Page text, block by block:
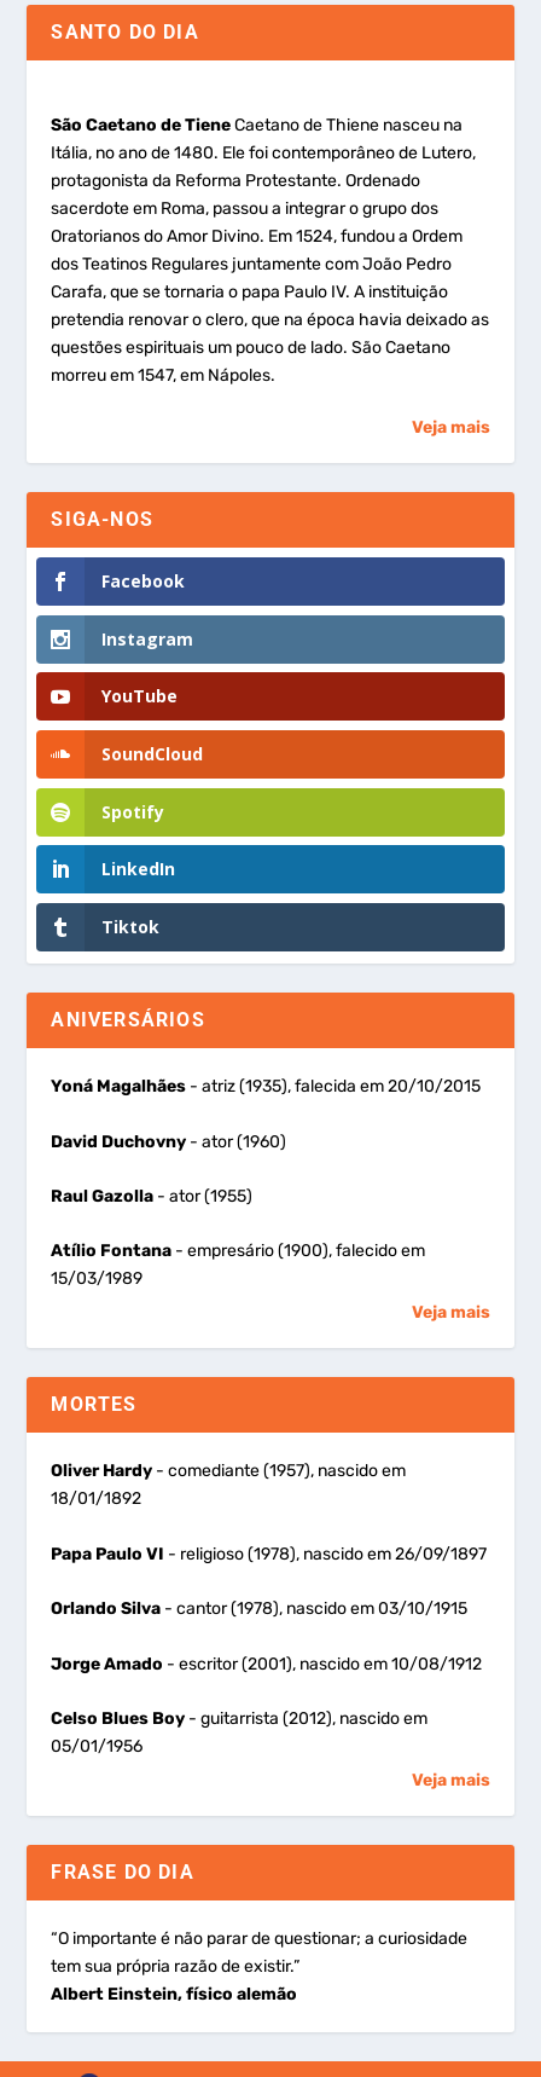
SANTO DO DIA
São Caetano de TieneCaetano de Thiene nasceu na
Itália, no ano de 1480. Ele foi contemporâneo de Lutero,
protagonista da Reforma Protestante. Ordenado
sacerdote em Roma, passou a integrar o grupo dos
Oratorianos do Amor Divino. Em 1524, fundou a Ordem
dos Teatinos Regulares juntamente com João Pedro
Carafa, que se tornaria o papa Paulo IV. A instituição
pretendia renovar o clero, que na época havia deixado as
questões espirituais um pouco de lado. São Caetano
morreu em 1547, em Nápoles.
Veja mais
SIGA-NOS
Facebook
Instagram
YouTube
SoundCloud
Spotify
LinkedIn
Tiktok
ANIVERSÁRIOS
Yoná Magalhães - atriz (1935), falecida em 20/10/2015
David Duchovny - ator (1960)
Raul Gazolla - ator (1955)
Atílio Fontana - empresário (1900), falecido em
15/03/1989
Veja mais
MORTES
Oliver Hardy - comediante (1957), nascido em
18/01/1892
Papa Paulo VI - religioso (1978), nascido em 26/09/1897
Orlando Silva - cantor (1978), nascido em 03/10/1915
Jorge Amado - escritor (2001), nascido em 10/08/1912
Celso Blues Boy - guitarrista (2012), nascido em
05/01/1956
Veja mais
FRASE DO DIA
“O importante é não parar de questionar; a curiosidade
tem sua própria razão de existir.”
Albert Einstein, físico alemão